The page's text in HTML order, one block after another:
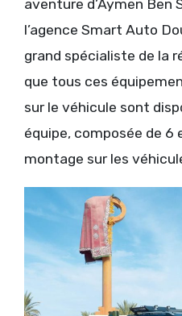
aventure d’Aymen Ben
l’agence Smart Auto
grand spécialiste de la
que tous ces
sur le véhicule sont
équipe, composée de 6
montage sur les